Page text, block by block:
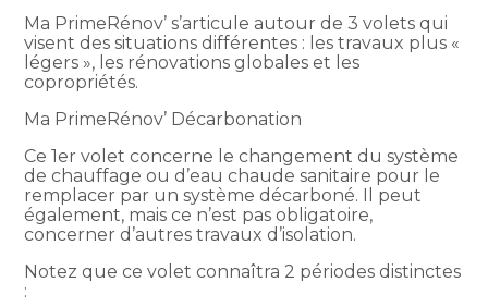
Ma PrimeRénov’ s’articule autour de 3 volets qui
visent des situations différentes : les travaux plus «
légers », les rénovations globales et les
copropriétés.
Ma PrimeRénov’ Décarbonation
Ce 1er volet concerne le changement du système
de chauffage ou d’eau chaude sanitaire pour le
remplacer par un système décarboné. Il peut
également, mais ce n’est pas obligatoire,
concerner d’autres travaux d’isolation.
Notez que ce volet connaîtra 2 périodes distinctes
: